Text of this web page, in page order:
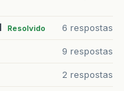
Resolvido 6 respostas
9 respostas
2 respostas